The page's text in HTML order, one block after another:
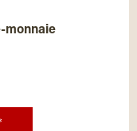
monnaie